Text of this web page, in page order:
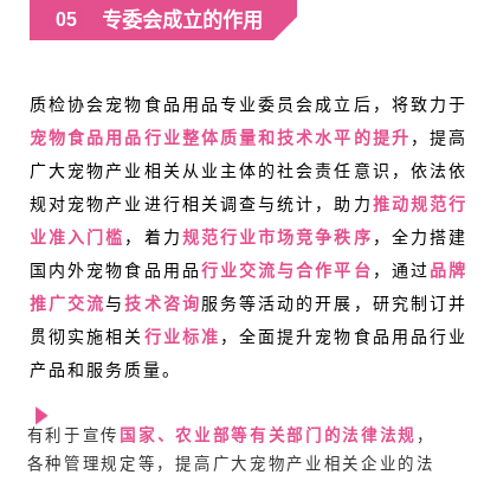
05 专委会成立的作用
质检协会宠物食品用品专业委员会成立后，将致力于
宠物食品用品行业整体质量和技术水平的提升 ，提高
广大宠物产业相关从业主体的社会责任意识，依法依
规对宠物产业进行相关调查与统计，助力推动规范行
业准入门槛 ，着力规范行业市场竞争秩序 ，全力搭建
国内外宠物食品用品行业交流与合作平台 ，通过 品牌
推广交流与技术咨询服务等活动的开展，研究制订并
贯彻实施相关 行业标准 ，全面提升宠物食品用品行业
产品和服务质量。
有利于宣传 国家、农业部等有关部门的法律法规 ，
各种管理规定等，提高广大宠物产业相关企业的法